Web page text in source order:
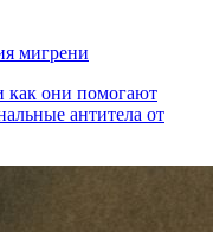
мигрени
как они помогают
антитела от